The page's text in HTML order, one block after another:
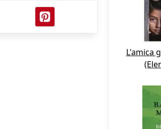
L'amica